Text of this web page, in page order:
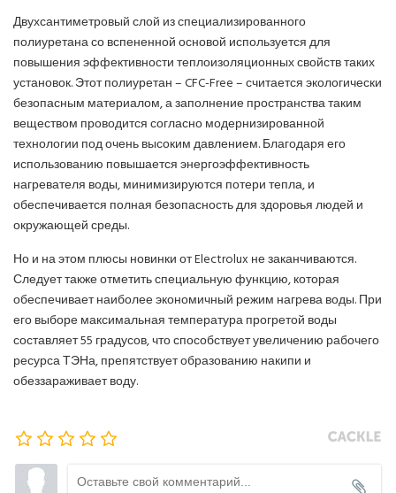
Двухсантиметровый слой из специализированного
полиуретана со вспененной основой используется для
повышения эффективности теплоизоляционных свойств таких
установок. Этот полиуретан – CFC-Free – считается экологически
безопасным материалом, а заполнение пространства таким
веществом проводится согласно модернизированной
технологии под очень высоким давлением. Благодаря его
использованию повышается энергоэффективность
нагревателя воды, минимизируются потери тепла, и
обеспечивается полная безопасность для здоровья людей и
окружающей среды.
Но и на этом плюсы новинки от Electrolux не заканчиваются.
Следует также отметить специальную функцию, которая
обеспечивает наиболее экономичный режим нагрева воды. При
его выборе максимальная температура прогретой воды
составляет 55 градусов, что способствует увеличению рабочего
ресурса ТЭНа, препятствует образованию накипи и
обеззараживает воду.